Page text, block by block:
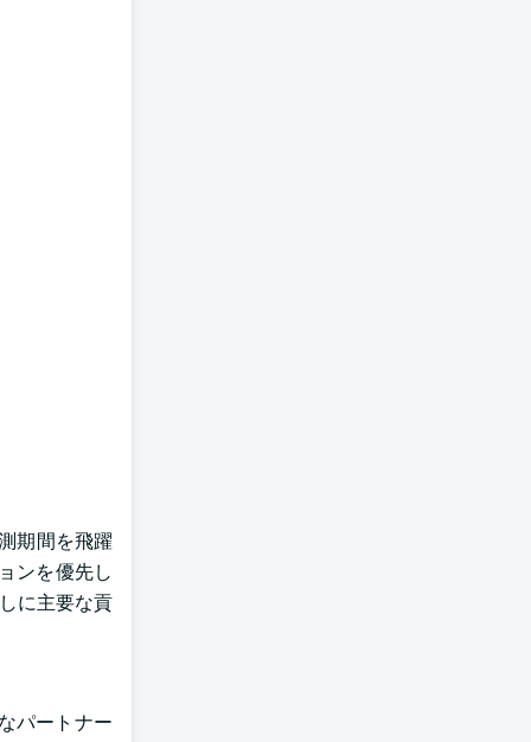
期間を飛躍
ンを優先し
に主要な貢
パートナー